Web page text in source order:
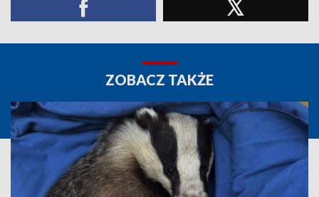
ZOBACZ TAKŻE